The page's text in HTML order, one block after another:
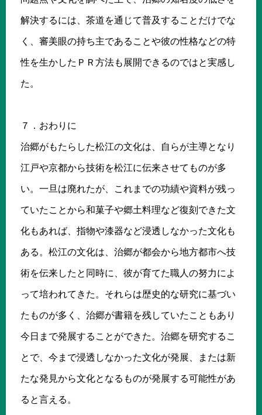
解決するには、茶道を通じて普及することだけでな
く、審美眼の持ち主であることや彼の性格などの特
性を生かしたＰＲ方法も展開できるのではと実感し
た。
７．おわりに
治郷がもたらした松江の文化は、自らが主導となり
江戸や京都から技術を松江に伝来させてものが多
い。一旦は廃れたが、これまでの功績や資料が残っ
ていたことから和菓子や郷土料理など復刻できた文
化もあれば、指物や漆器など浸透しなかった文化も
ある。松江の文化は、治郷が都会から地方都市へ技
術を伝来したと同時に、彼が育てた職人の努力によ
って培われてきた。それらは歴史的な研究に基づい
たものが多く、治郷が書籍を残していたこともあり
今日まで発展することができた。治郷を研究するこ
とで、今まで浸透しなかった文化が発展、または新
たな発見から文化となるものが発展する可能性があ
ると言える。